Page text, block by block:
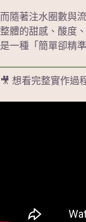
而隨著注水圈數與
整體的甜感、酸度
是一種「簡單卻精
🎥 想看完整實作過